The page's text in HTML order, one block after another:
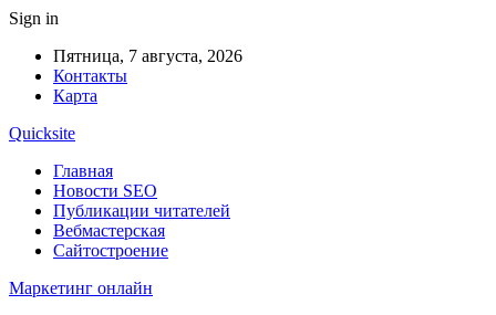
Sign in
Пятница, 7 августа, 2026
Контакты
Карта
Quicksite
Главная
Новости SEO
Публикации читателей
Вебмастерская
Сайтостроение
Маркетинг онлайн